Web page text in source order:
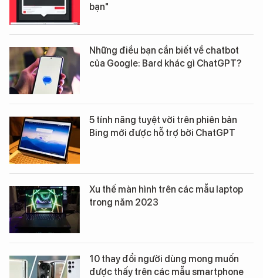
bạn"
Những điều bạn cần biết về chatbot
của Google: Bard khác gì ChatGPT?
5 tính năng tuyệt vời trên phiên bản
Bing mới được hỗ trợ bởi ChatGPT
Xu thế màn hình trên các mẫu laptop
trong năm 2023
10 thay đổi người dùng mong muốn
được thấy trên các mẫu smartphone